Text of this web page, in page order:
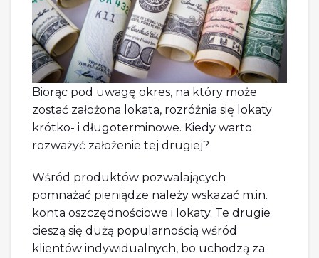
Biorąc pod uwagę okres, na który może
zostać założona lokata, rozróżnia się lokaty
krótko- i długoterminowe. Kiedy warto
rozważyć założenie tej drugiej?
Wśród produktów pozwalających
pomnażać pieniądze należy wskazać m.in.
konta oszczędnościowe i lokaty. Te drugie
cieszą się dużą popularnością wśród
klientów indywidualnych, bo uchodzą za